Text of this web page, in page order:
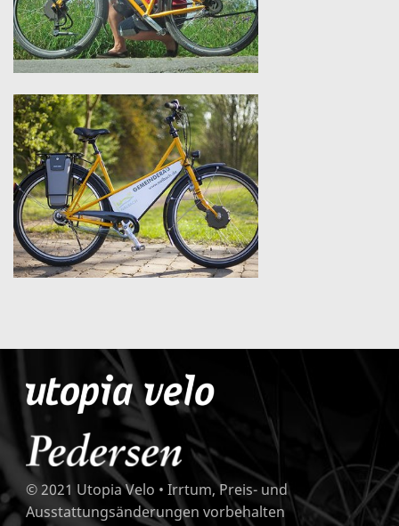
© 2021 Utopia Velo • Irrtum, Preis- und
Ausstattungsänderungen vorbehalten